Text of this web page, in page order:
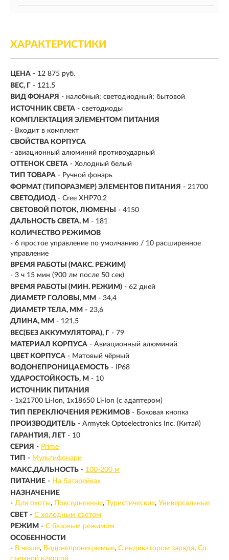
ХАРАКТЕРИСТИКИ
ЦЕНА - 12 875 руб.
ВЕС, Г - 121.5
ВИД ФОНАРЯ - налобный; светодиодный; бытовой
ИСТОЧНИК СВЕТА - светодиоды
КОМПЛЕКТАЦИЯ ЭЛЕМЕНТОМ ПИТАНИЯ
- Входит в комплект
СВОЙСТВА КОРПУСА
- авиационный алюминий противоударный
ОТТЕНОК СВЕТА - Холодный белый
ТИП ТОВАРА - Ручной фонарь
ФОРМАТ (ТИПОРАЗМЕР) ЭЛЕМЕНТОВ ПИТАНИЯ - 21700
СВЕТОДИОД - Cree XHP70.2
СВЕТОВОЙ ПОТОК, ЛЮМЕНЫ
- 4150
ДАЛЬНОСТЬ СВЕТА, М - 181
КОЛИЧЕСТВО РЕЖИМОВ
- 6 простое управление по умолчанию / 10 расширенное
управление
ВРЕМЯ РАБОТЫ (МАКС. РЕЖИМ)
- 3 ч 15 мин (900 лм после 50 сек)
ВРЕМЯ РАБОТЫ (МИН. РЕЖИМ) - 62 дней
ДИАМЕТР ГОЛОВЫ, ММ - 34,4
ДИАМЕТР ТЕЛА, ММ - 23,6
ДЛИНА, ММ - 121,5
ВЕС(БЕЗ АККУМУЛЯТОРА), Г - 79
МАТЕРИАЛ КОРПУСА - Авиационный алюминий
ЦВЕТ КОРПУСА - Матовый чёрный
ВОДОНЕПРОНИЦАЕМОСТЬ - IP68
УДАРОСТОЙКОСТЬ, М - 10
ИСТОЧНИК ПИТАНИЯ
- 1x21700 Li-Ion, 1x18650 Li-Ion (с адаптером)
ТИП ПЕРЕКЛЮЧЕНИЯ РЕЖИМОВ - Боковая кнопка
ПРОИЗВОДИТЕЛЬ - Armytek Optoelectronics Inc. (Китай)
ГАРАНТИЯ, ЛЕТ - 10
СЕРИЯ - Prime
ТИП - Мультифонари
МАКС.ДАЛЬНОСТЬ - 100-200 м
ПИТАНИЕ - На батарейках
НАЗНАЧЕНИЕ
- Для охоты Повседневные Туристические Универсальные
СВЕТ - С холодным светом
РЕЖИМ - С базовым режимом
ОСОБЕННОСТИ
- В чехле Водонепроницаемые С индикатором заряда Со
съемной клипсой